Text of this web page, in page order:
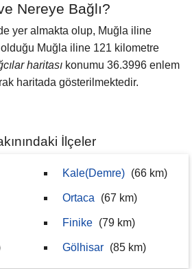
Nereye Bağlı?
yer almakta olup, Muğla iline
olduğu Muğla iline 121 kilometre
haritası konumu 36.3996 enlem
haritada gösterilmektedir.
İlçeler
Kale(Demre) (66 km)
Ortaca (67 km)
Finike (79 km)
Gölhisar (85 km)